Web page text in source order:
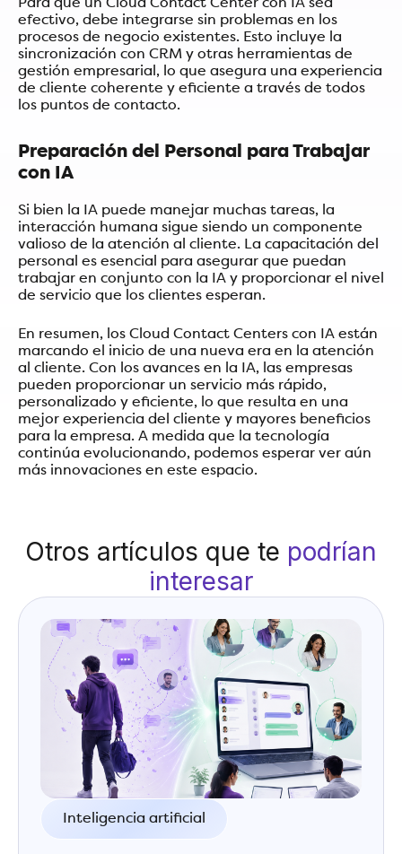
Para que un Cloud Contact Center con IA sea
efectivo, debe integrarse sin problemas en los
procesos de negocio existentes. Esto incluye la
sincronización con CRM y otras herramientas de
gestión empresarial, lo que asegura una experiencia
de cliente coherente y eficiente a través de todos
los puntos de contacto.
Preparación del Personal para Trabajar
con IA
Si bien la IA puede manejar muchas tareas, la
interacción humana sigue siendo un componente
valioso de la atención al cliente. La capacitación del
personal es esencial para asegurar que puedan
trabajar en conjunto con la IA y proporcionar el nivel
de servicio que los clientes esperan.
En resumen, los Cloud Contact Centers con IA están
marcando el inicio de una nueva era en la atención
al cliente. Con los avances en la IA, las empresas
pueden proporcionar un servicio más rápido,
personalizado y eficiente, lo que resulta en una
mejor experiencia del cliente y mayores beneficios
para la empresa. A medida que la tecnología
continúa evolucionando, podemos esperar ver aún
más innovaciones en este espacio.
Otros artículos que te podrían
interesar
Inteligencia artificial